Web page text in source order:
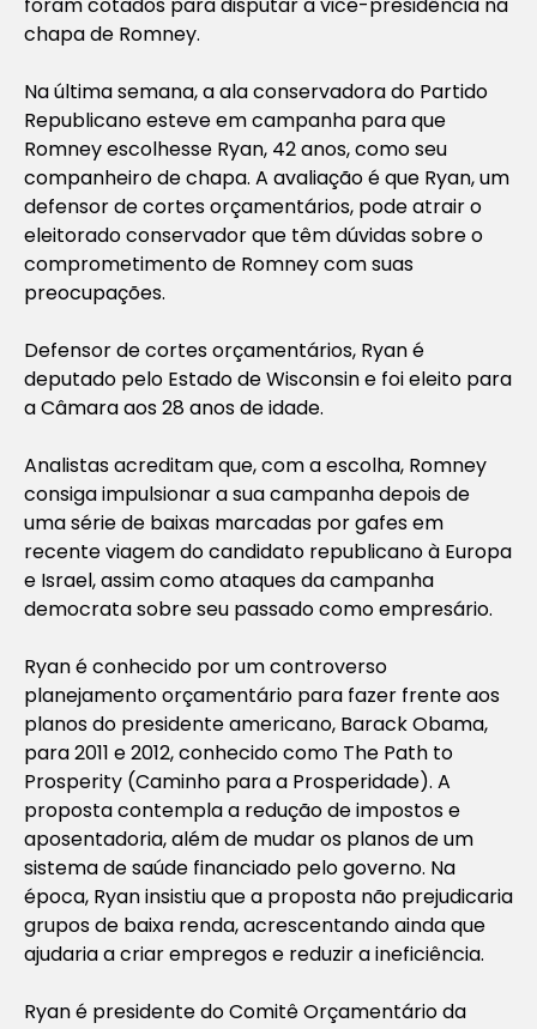
chapa de Romney.
Na última semana, a ala conservadora do Partido
Republicano esteve em campanha para que
Romney escolhesse Ryan, 42 anos, como seu
companheiro de chapa. A avaliação é que Ryan, um
defensor de cortes orçamentários, pode atrair o
eleitorado conservador que têm dúvidas sobre o
comprometimento de Romney com suas
preocupações.
Defensor de cortes orçamentários, Ryan é
deputado pelo Estado de Wisconsin e foi eleito para
a Câmara aos 28 anos de idade.
Analistas acreditam que, com a escolha, Romney
consiga impulsionar a sua campanha depois de
uma série de baixas marcadas por gafes em
recente viagem do candidato republicano à Europa
e Israel, assim como ataques da campanha
democrata sobre seu passado como empresário.
Ryan é conhecido por um controverso
planejamento orçamentário para fazer frente aos
planos do presidente americano, Barack Obama,
para 2011 e 2012, conhecido como The Path to
Prosperity (Caminho para a Prosperidade). A
proposta contempla a redução de impostos e
aposentadoria, além de mudar os planos de um
sistema de saúde financiado pelo governo. Na
época, Ryan insistiu que a proposta não prejudicaria
grupos de baixa renda, acrescentando ainda que
ajudaria a criar empregos e reduzir a ineficiência.
Ryan é presidente do Comitê Orçamentário da